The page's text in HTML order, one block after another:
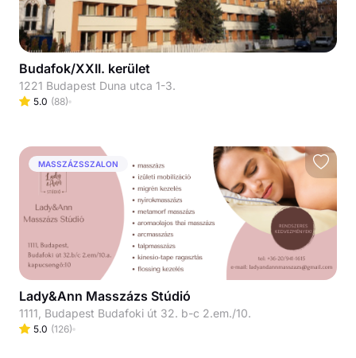
Budafok/XXII. kerület
1221 Budapest Duna utca 1-3.
5.0 (88)
MASSZÁZSSZALON
Lady&Ann Masszázs Stúdió
1111, Budapest Budafoki út 32. b-c 2.em./10.
5.0 (126)